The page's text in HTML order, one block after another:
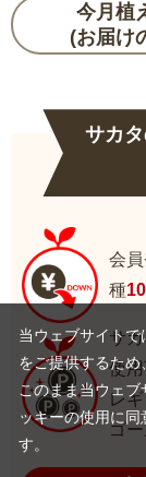
今月植
(お届け
サカ
会
種
サ
使
レ
ゴ
当ウェブサイト
をご提供するため
このまま当ウェブ
ッキーの使用に
す。